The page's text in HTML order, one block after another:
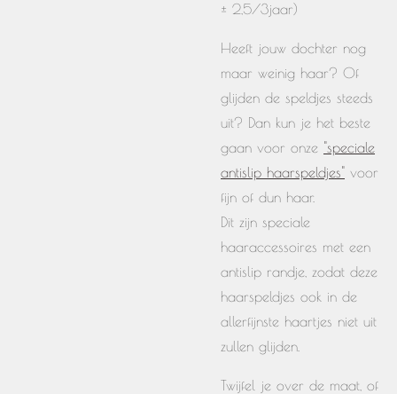
± 2,5/3jaar)
Heeft jouw dochter nog
maar weinig haar? Of
glijden de speldjes steeds
uit? Dan kun je het beste
gaan voor onze "speciale
antislip haarspeldjes" voor
fijn of dun haar.
Dit zijn speciale
haaraccessoires met een
antislip randje, zodat deze
haarspeldjes ook in de
allerfijnste haartjes niet uit
zullen glijden.
Twijfel je over de maat, of